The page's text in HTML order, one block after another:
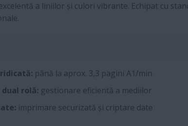
a liniilor și culori vibrante. Echipat cu
până la aprox. 3,3 pagini A1/min
rolă: gestionare eficientă a mediilor
imprimare securizată și criptare date